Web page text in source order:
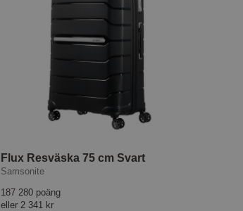
Flux Resväska 75 cm Svart
Samsonite
187 280 poäng
eller 2 341 kr